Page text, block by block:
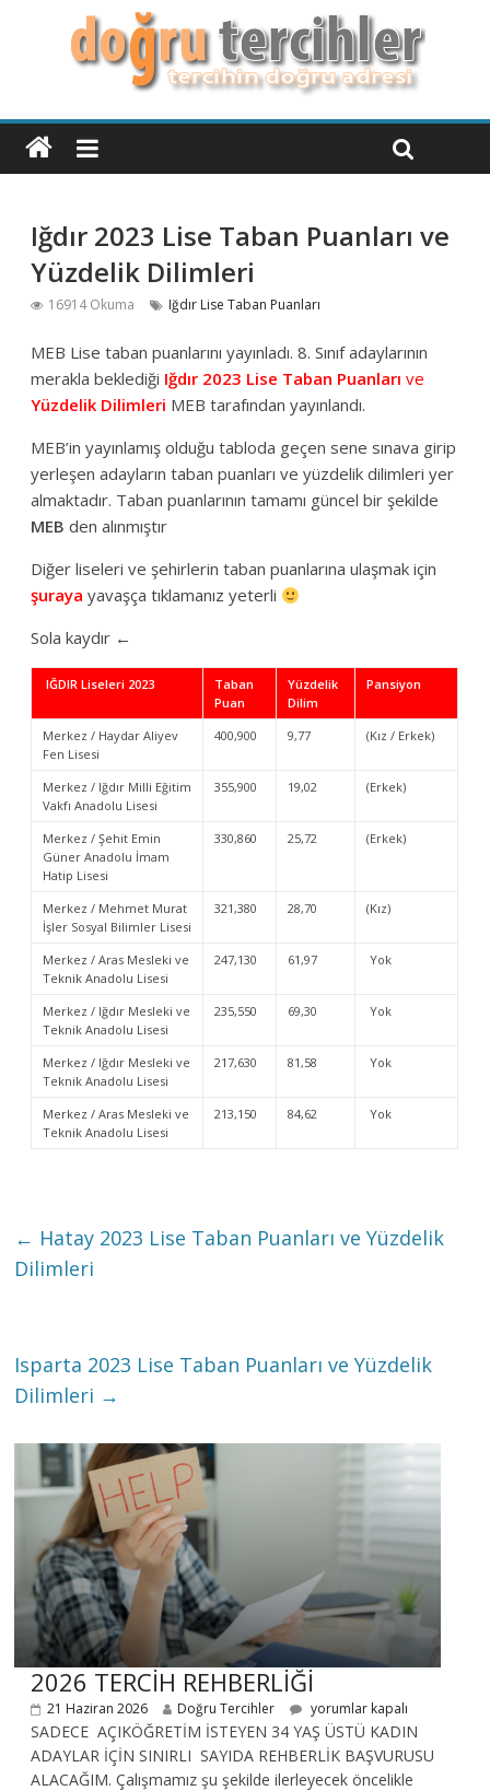
Iğdır 2023 Lise Taban Puanları ve
Yüzdelik Dilimleri
16914 Okuma Iğdır Lise Taban Puanları
MEB Lise taban puanlarını yayınladı. 8. Sınıf adaylarının
merakla beklediği Iğdır 2023 Lise Taban Puanları ve
Yüzdelik Dilimleri MEB tarafından yayınlandı.
MEB’in yayınlamış olduğu tabloda geçen sene sınava girip
yerleşen adayların taban puanları ve yüzdelik dilimleri yer
almaktadır. Taban puanlarının tamamı güncel bir şekilde
MEBden alınmıştır
Diğer liseleri ve şehirlerin taban puanlarına ulaşmak için
şuraya yavaşça tıklamanız yeterli
Sola kaydır ←
IĞDIR Liseleri 2023
Taban
Puan
Yüzdelik
Dilim
Pansiyon
Merkez / Haydar Aliyev
Fen Lisesi
400,900 9,77 (Kız / Erkek)
Merkez / Iğdır Milli Eğitim
Vakfı Anadolu Lisesi
355,900 19,02 (Erkek)
Merkez / Şehit Emin
Güner Anadolu İmam
Hatip Lisesi
330,860 25,72 (Erkek)
Merkez / Mehmet Murat
İşler Sosyal Bilimler Lisesi
321,380 28,70 (Kız)
Merkez / Aras Mesleki ve
Teknik Anadolu Lisesi
247,130 61,97 Yok
Merkez / Iğdır Mesleki ve
Teknik Anadolu Lisesi
235,550 69,30 Yok
Merkez / Iğdır Mesleki ve
Teknik Anadolu Lisesi
217,630 81,58 Yok
Merkez / Aras Mesleki ve
Teknik Anadolu Lisesi
213,150 84,62 Yok
← Hatay 2023 Lise Taban Puanları ve Yüzdelik
Dilimleri
Isparta 2023 Lise Taban Puanları ve Yüzdelik
Dilimleri →
2026 TERCİH REHBERLİĞİ
21 Haziran 2026 Doğru Tercihler yorumlar kapalı
SADECE AÇIKÖĞRETİM İSTEYEN 34 YAŞ ÜSTÜ KADIN
ADAYLAR İÇİN SINIRLI SAYIDA REHBERLİK BAŞVURUSU
ALACAĞIM. Çalışmamız şu şekilde ilerleyecek öncelikle